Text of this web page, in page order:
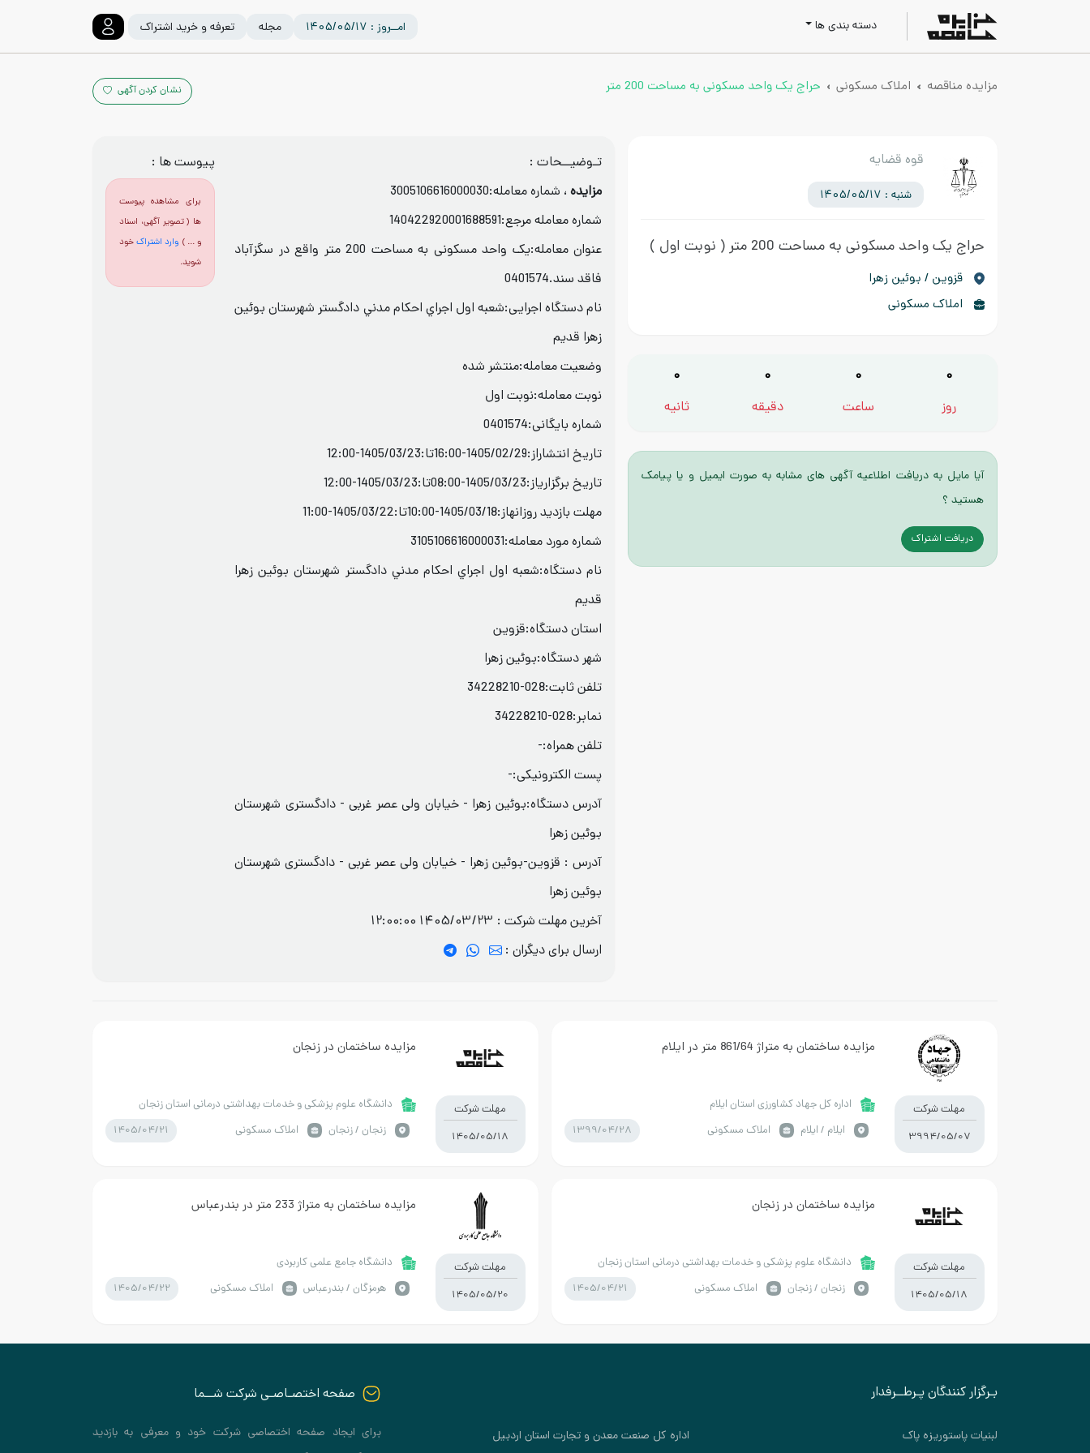
دسته بندی ها امــروز : 1405/05/17 مجله تعرفه و خرید اشتراک
مزایده مناقصه املاک مسکونی حراج یک واحد مسکونی به مساحت 200 متر نشان کردن آگهی
قوه قضایه
شنبه : 1405/05/17
حراج یک واحد مسکونی به مساحت 200 متر ( نوبت اول )
قزوين / بوئین زهرا
املاک مسکونی
0
روز
0
ساعت
0
دقیقه
0
ثانیه
آیا مایل به دریافت اطلاعیه آگهی های مشابه به صورت ایمیل و یا پیامک
هستید ؟
دریافت اشتراک
تـوضیــحات :
مزایده، شماره معامله:3005106616000030
شماره معامله مرجع:140422920001688591
عنوان معامله:یک واحد مسکونی به مساحت 200 متر واقع در سگزآباد
فاقد سند.0401574
نام دستگاه اجرایی:شعبه اول اجراي احكام مدني دادگستر شهرستان بوئين
زهرا قديم
وضعیت معامله:منتشر شده
نوبت معامله:نوبت اول
شماره بایگانی:0401574
تاریخ انتشاراز:1405/02/29-16:00تا:1405/03/23-12:00
تاریخ برگزاریاز:1405/03/23-08:00تا:1405/03/23-12:00
مهلت بازدید روزانهاز:1405/03/18-10:00تا:1405/03/22-11:00
شماره مورد معامله:3105106616000031
نام دستگاه:شعبه اول اجراي احكام مدني دادگستر شهرستان بوئين زهرا
قديم
استان دستگاه:قزوین
شهر دستگاه:بوئین زهرا
تلفن ثابت:028-34228210
نمابر:028-34228210
تلفن همراه:-
پست الکترونیکی:-
آدرس دستگاه:بوئین زهرا - خیابان ولی عصر غربی - دادگستری شهرستان
بوئین زهرا
آدرس : قزوین-بوئین زهرا - خیابان ولی عصر غربی - دادگستری شهرستان
بوئین زهرا
آخرین مهلت شرکت : 1405/03/23 12:00:00
ارسال برای دیگران :
پیوست ها :
برای مشاهده پیوست
ها ( تصویر آگهی، اسناد
و ... ) وارد اشتراکخود
شوید.
مهلت شرکت
3994/05/07
مزایده ساختمان به متراژ 861/64 متر در ایلام
اداره کل جهاد کشاورزی استان ایلام
ايلام / ایلام
املاک مسکونی 1399/04/28
مهلت شرکت
1405/05/18
مزایده ساختمان در زنجان
دانشگاه علوم پزشکی و خدمات بهداشتی درمانی استان زنجان
زنجان / زنجان
املاک مسکونی 1405/04/21
مهلت شرکت
1405/05/18
مزایده ساختمان در زنجان
دانشگاه علوم پزشکی و خدمات بهداشتی درمانی استان زنجان
زنجان / زنجان
املاک مسکونی 1405/04/21
مهلت شرکت
1405/05/20
مزایده ساختمان به متراژ 233 متر در بندرعباس
دانشگاه جامع علمی کاربردی
هرمزگان / بندرعباس
املاک مسکونی 1405/04/22
بـرگزار کنندگان پـرطــرفدار
لبنیات پاستوریزه پاک اداره کل صنعت معدن و تجارت استان اردبیل
صفحه اختصـاصـی شرکت شــما
برای ایجاد صفحه اختصاصی شرکت خود و معرفی به بازدید